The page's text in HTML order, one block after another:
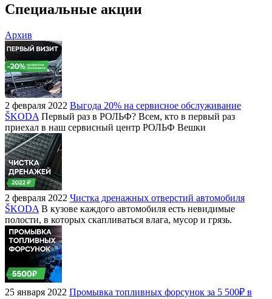
Специальные акции
Архив
2 февраля 2022 Выгода 20% на сервисное обслуживание
ŠKODA Первый раз в РОЛЬФ? Всем, кто в первый раз
приехал в наш сервисный центр РОЛЬФ Вешки
2 февраля 2022 Чистка дренажных отверстий автомобиля
ŠKODA В кузове каждого автомобиля есть невидимые
полости, в которых скапливаться влага, мусор и грязь.
25 января 2022 Промывка топливных форсунок за 5 500₽ в